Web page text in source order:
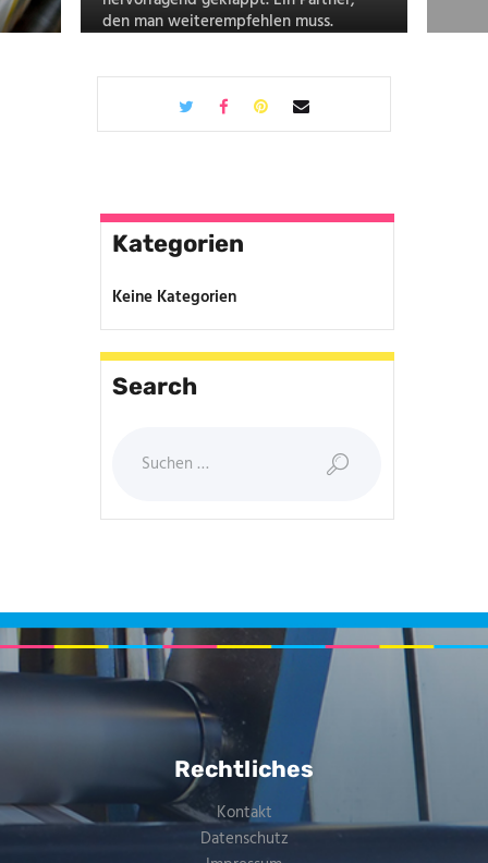
den man weiterempfehlen muss.
Kategorien
Keine Kategorien
Search
Rechtliches
Kontakt
Datenschutz